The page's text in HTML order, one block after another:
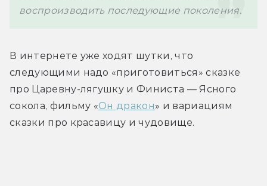
воспроизводить последующие поколения.
В интернете уже ходят шутки, что
следующими надо «приготовиться» сказке
про Царевну-лягушку и Финиста — Ясного
сокола, фильму «Он дракон» и вариациям
сказки про красавицу и чудовище.